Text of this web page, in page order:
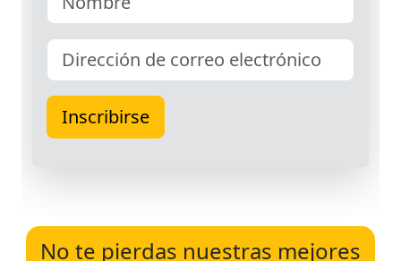
No te pierdas nuestras mejores